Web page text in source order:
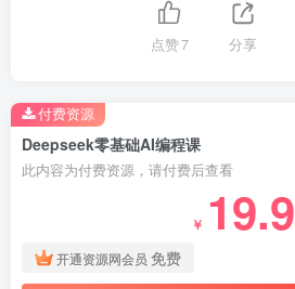
点赞7 分享
Deepseek零基础AI编程课
此内容为付费资源，请付费后查看
￥ 19.9
开通资源网会员 免费
付费资源